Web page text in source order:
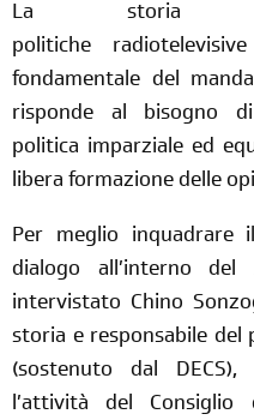
La storia
politiche
fondamentale del
risponde al bisogno di
politica imparziale ed
libera formazione delle
Per meglio
dialogo all’interno del
intervistato Chino
storia e responsabile del
(sostenuto dal
l’attività del Consiglio